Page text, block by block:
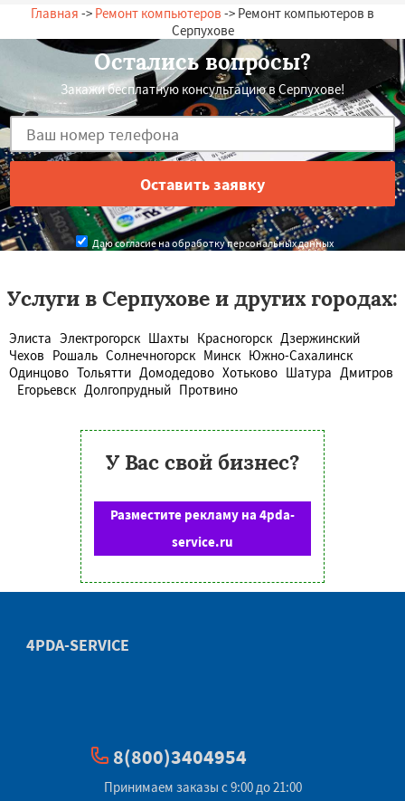
Главная -> Ремонт компьютеров -> Ремонт компьютеров в
Серпухове
Остались вопросы?
Закажи бесплатную консультацию в Серпухове!
Даю согласие на обработку персональных данных
Услуги в Серпухове и других городах:
Элиста Электрогорск Шахты Красногорск Дзержинский
Чехов Рошаль Солнечногорск Минск Южно-Сахалинск
Одинцово Тольятти Домодедово Хотьково Шатура Дмитров
Егорьевск Долгопрудный Протвино
У Вас свой бизнес?
Разместите рекламу на 4pda-
service.ru
4PDA-SERVICE
8(800)3404954
Принимаем заказы с 9:00 до 21:00